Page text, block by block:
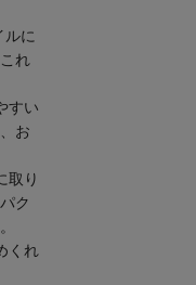
ルに
れ
すい
お
取り
ク
くれ